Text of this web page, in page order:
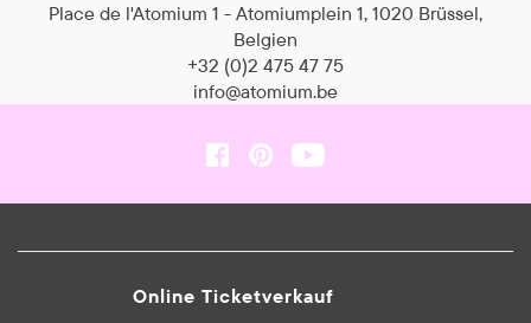
Place de l'Atomium 1 - Atomiumplein 1, 1020 Brüssel,
Belgien
+32 (0)2 475 47 75
info@atomium.be
Online Ticketverkauf